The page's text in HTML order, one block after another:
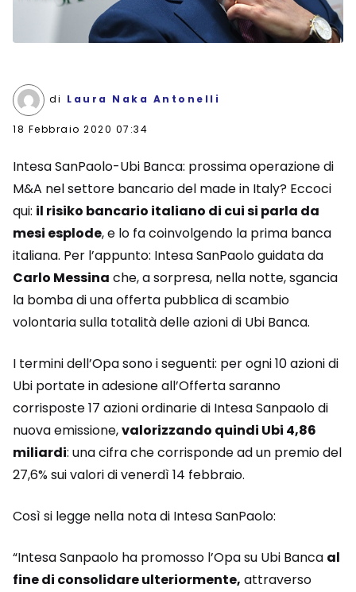
di Laura Naka Antonelli
18 Febbraio 2020 07:34
Intesa SanPaolo-Ubi Banca: prossima operazione di
M&A nel settore bancario del made in Italy? Eccoci
qui: il risiko bancario italiano di cui si parla da
mesi esplode, e lo fa coinvolgendo la prima banca
italiana. Per l’appunto: Intesa SanPaolo guidata da
Carlo Messina che, a sorpresa, nella notte, sgancia
la bomba di una offerta pubblica di scambio
volontaria sulla totalità delle azioni di Ubi Banca.
I termini dell’Opa sono i seguenti: per ogni 10 azioni di
Ubi portate in adesione all’Offerta saranno
corrisposte 17 azioni ordinarie di Intesa Sanpaolo di
nuova emissione,valorizzando quindi Ubi 4,86
miliardi: una cifra che corrisponde ad un premio del
27,6% sui valori di venerdì 14 febbraio.
Così si legge nella nota di Intesa SanPaolo:
“Intesa Sanpaolo ha promosso l’Opa su Ubi Banca al
fine di consolidare ulteriormente, attraverso